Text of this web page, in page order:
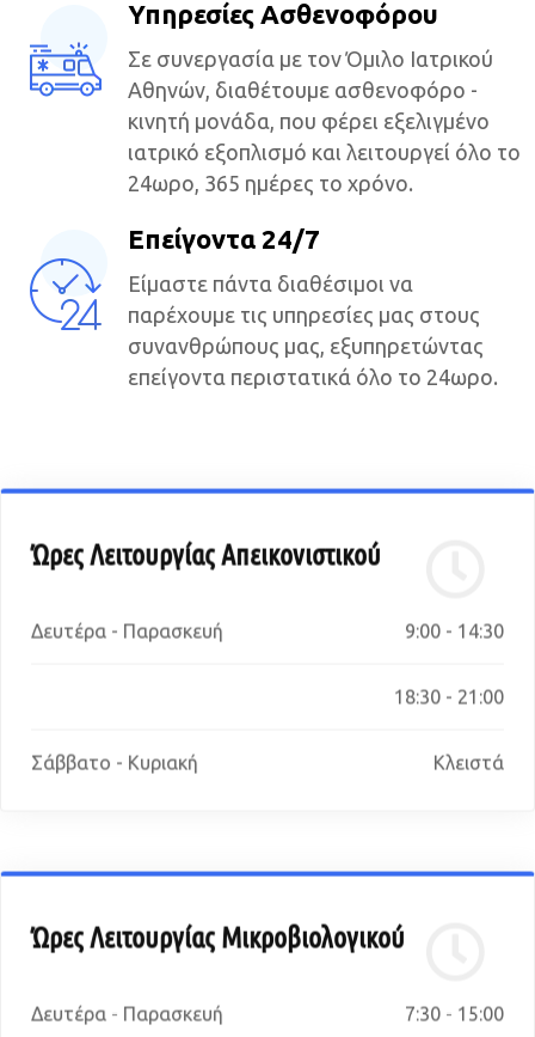
Υπηρεσίες Ασθενοφόρου
Σε συνεργασία με τον Όμιλο Ιατρικού
Αθηνών, διαθέτουμε ασθενοφόρο -
κινητή μονάδα, που φέρει εξελιγμένο
ιατρικό εξοπλισμό και λειτουργεί όλο το
24ωρο, 365 ημέρες το χρόνο.
Επείγοντα 24/7
Είμαστε πάντα διαθέσιμοι να
παρέχουμε τις υπηρεσίες μας στους
συνανθρώπους μας, εξυπηρετώντας
επείγοντα περιστατικά όλο το 24ωρο.
Ώρες Λειτουργίας Απεικονιστικού
Δευτέρα - Παρασκευή 9:00 - 14:30
18:30 - 21:00
Σάββατο - Κυριακή Κλειστά
Ώρες Λειτουργίας Μικροβιολογικού
Δευτέρα - Παρασκευή 7:30 - 15:00